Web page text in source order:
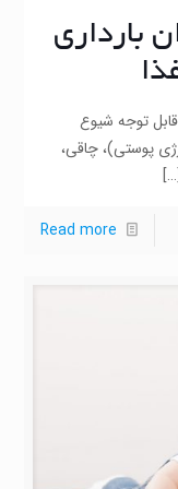
بارداری
توجه شیوع
پوستی)، چاقی،
[…]
Read more